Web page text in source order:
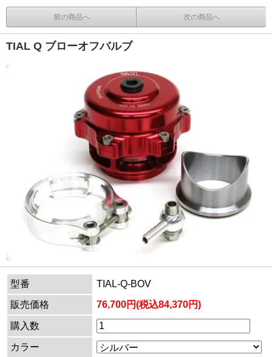
前の商品へ 次の商品へ
TIAL Q ブローオフバルブ
型番
TIAL-Q-BOV
販売価格
76,700円(税込84,370円)
購入数
カラー